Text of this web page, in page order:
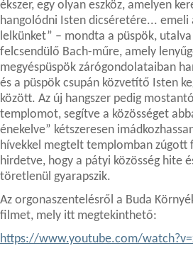
ékszer, egy olyan eszköz, amelyen
hangolódni Isten dicséretére... emeli
lelkünket” – mondta a püspök,
felcsendülő Bach-műre, amely
megyéspüspök zárógondolataiban
és a püspök csupán közvetítő Isten
között. Az új hangszer pedig
templomot, segítve a közösséget
énekelve” kétszeresen
hívekkel megtelt templomban zúgott
hirdetve, hogy a pátyi közösség hite
töretlenül gyarapszik.
Az orgonaszentelésről a Buda
filmet, mely itt megtekinthető:
https://www.youtube.com/